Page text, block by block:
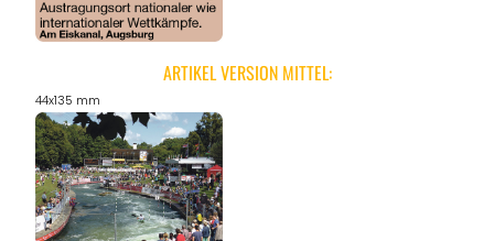
ARTIKEL VERSION MITTEL:
44x135 mm